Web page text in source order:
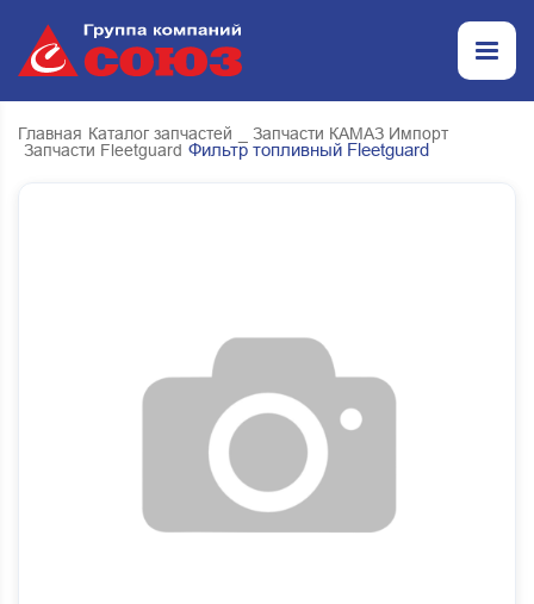
Главная Каталог запчастей
_ Запчасти КАМАЗ Импорт
Запчасти Fleetguard Фильтр топливный Fleetguard